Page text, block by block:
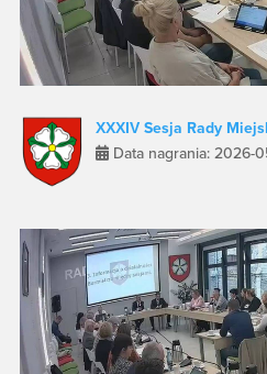
XXXIV Sesja Rady
Data nagrania: